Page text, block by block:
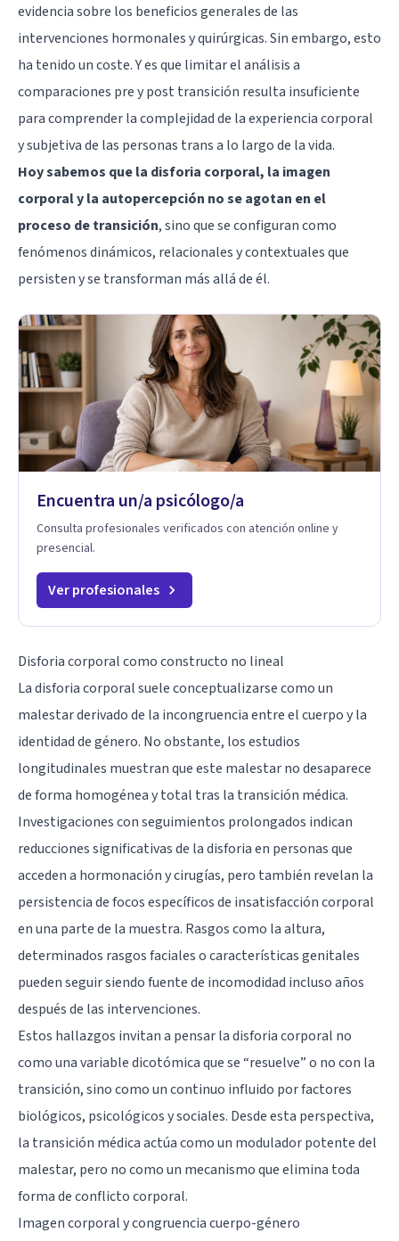
evidencia sobre los beneficios generales de las
intervenciones hormonales y quirúrgicas. Sin embargo, esto
ha tenido un coste. Y es que limitar el análisis a
comparaciones pre y post transición resulta insuficiente
para comprender la complejidad de la experiencia corporal
y subjetiva de las personas trans a lo largo de la vida.
Hoy sabemos que la disforia corporal, la imagen
corporal y la autopercepción no se agotan en el
proceso de transición, sino que se configuran como
fenómenos dinámicos, relacionales y contextuales que
persisten y se transforman más allá de él.
Encuentra un/a psicólogo/a
Consulta profesionales verificados con atención online y
presencial.
Ver profesionales
Disforia corporal como constructo no lineal
La disforia corporal suele conceptualizarse como un
malestar derivado de la incongruencia entre el cuerpo y la
identidad de género. No obstante, los estudios
longitudinales muestran que este malestar no desaparece
de forma homogénea y total tras la transición médica.
Investigaciones con seguimientos prolongados indican
reducciones significativas de la disforia en personas que
acceden a hormonación y cirugías, pero también revelan la
persistencia de focos específicos de insatisfacción corporal
en una parte de la muestra. Rasgos como la altura,
determinados rasgos faciales o características genitales
pueden seguir siendo fuente de incomodidad incluso años
después de las intervenciones.
Estos hallazgos invitan a pensar la disforia corporal no
como una variable dicotómica que se “resuelve” o no con la
transición, sino como un continuo influido por factores
biológicos, psicológicos y sociales. Desde esta perspectiva,
la transición médica actúa como un modulador potente del
malestar, pero no como un mecanismo que elimina toda
forma de conflicto corporal.
Imagen corporal y congruencia cuerpo-género